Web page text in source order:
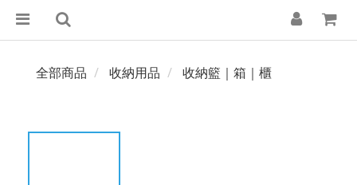
全部商品 收納用品 收納籃｜箱｜櫃